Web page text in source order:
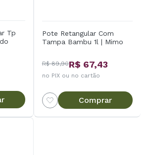
Tp
Pote Retangular Com
Tampa Bambu 1l | Mimo
R$ 89,90R$ 67,43
no PIX ou no cartão
Comprar